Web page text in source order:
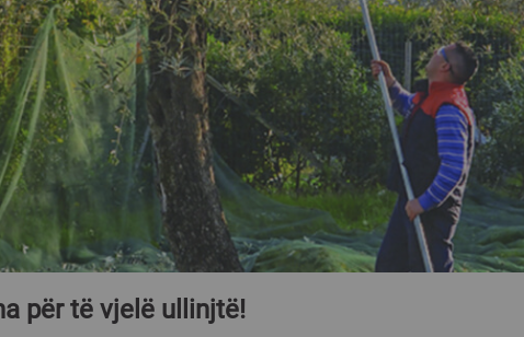
për të vjelë ullinjtë!